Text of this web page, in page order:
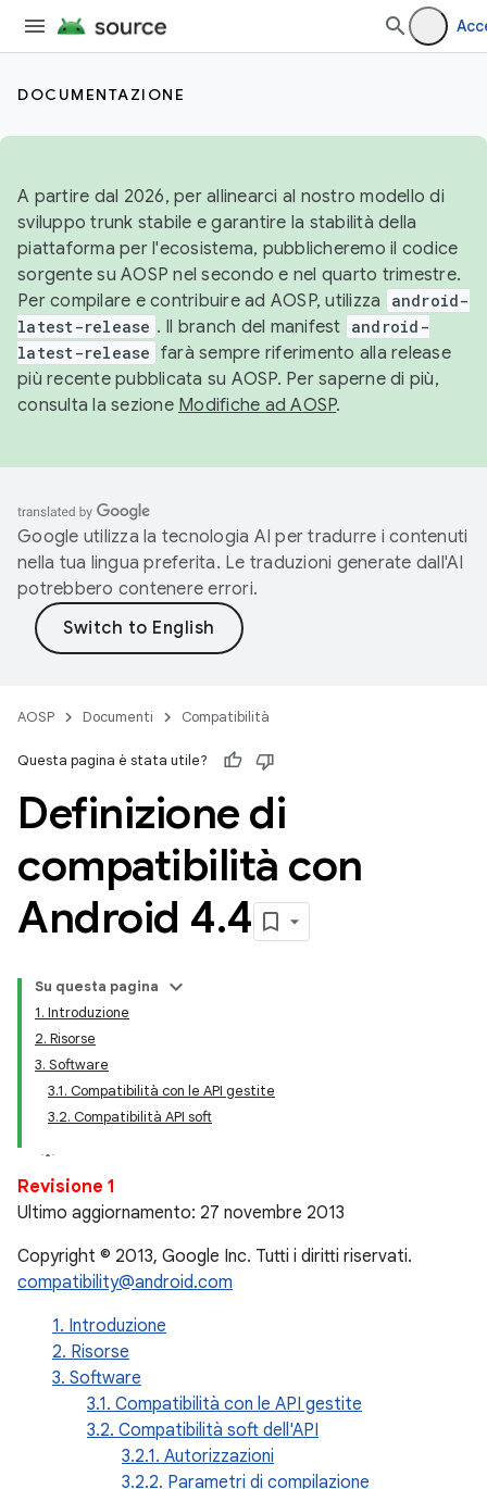
DOCUMENTAZIONE
A partire dal 2026, per allinearci al nostro modello di
sviluppo trunk stabile e garantire la stabilità della
piattaforma per l'ecosistema, pubblicheremo il codice
sorgente su AOSP nel secondo e nel quarto trimestre.
Per compilare e contribuire ad AOSP, utilizza
android-
latest-release . Il branch del manifest android-
latest-release farà sempre riferimento alla release
più recente pubblicata su AOSP. Per saperne di più,
consulta la sezione Modifiche ad AOSP.
Google utilizza la tecnologia AI per tradurre i contenuti
nella tua lingua preferita. Le traduzioni generate dall'AI
potrebbero contenere errori.
AOSP Documenti Compatibilità
Questa pagina è stata utile?
Definizione di
compatibilità con
Android 4.4
Su questa pagina
1. Introduzione
2. Risorse
3. Software
3.1. Compatibilità con le API gestite
3.2. Compatibilità API soft
Revisione 1
Ultimo aggiornamento: 27 novembre 2013
Copyright © 2013, Google Inc. Tutti i diritti riservati.
compatibility@android.com
1. Introduzione
2. Risorse
3. Software
3.1. Compatibilità con le API gestite
3.2. Compatibilità soft dell'API
3.2.1. Autorizzazioni
3.2.2. Parametri di compilazione